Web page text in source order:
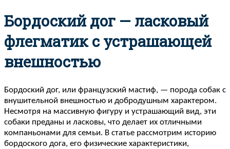
Бордоский дог — ласковый
флегматик с устрашающей
внешностью
Бордоский дог, или французский мастиф, — порода собак с
внушительной внешностью и добродушным характером.
Несмотря на массивную фигуру и устрашающий вид, эти
собаки преданы и ласковы, что делает их отличными
компаньонами для семьи. В статье рассмотрим историю
бордоского дога, его физические характеристики,